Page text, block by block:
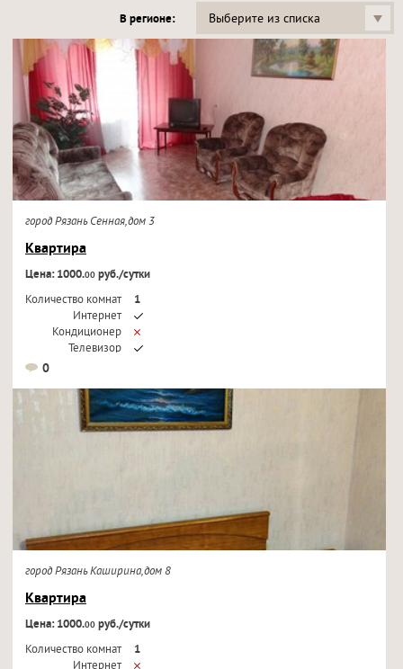
В регионе: Выберите из списка
город Рязань Сенная,дом 3
Квартира
Цена: 1000.00руб./сутки
Количество комнат
1
Интернет
Кондиционер
Телевизор
0
город Рязань Каширина,дом 8
Квартира
Цена: 1000.00руб./сутки
Количество комнат
1